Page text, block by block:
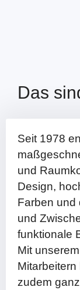
Das
Seit 1978
und
Design,
Farben und
und
funktionale
Mit
zudem